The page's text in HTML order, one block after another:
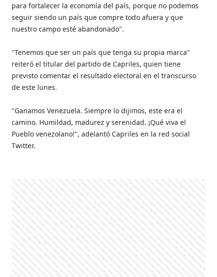
para fortalecer la economía del país, porque no podemos
seguir siendo un país que compre todo afuera y que
nuestro campo esté abandonado".
"Tenemos que ser un país que tenga su propia marca"
reiteró el titular del partido de Capriles, quien tiene
previsto comentar el resultado electoral en el transcurso
de este lunes.
"Ganamos Venezuela. Siempre lo dijimos, este era el
camino. Humildad, madurez y serenidad. ¡Qué viva el
Pueblo venezolano!", adelantó Capriles en la red social
Twitter.